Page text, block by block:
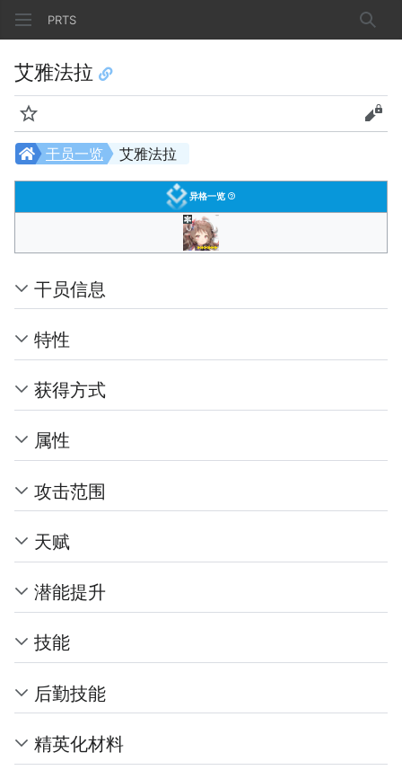
PRTS 搜索
艾雅法拉
监视 查看
艾雅法拉
干员一览
异格一览
干员信息
特性
获得方式
属性
攻击范围
天赋
潜能提升
技能
后勤技能
精英化材料